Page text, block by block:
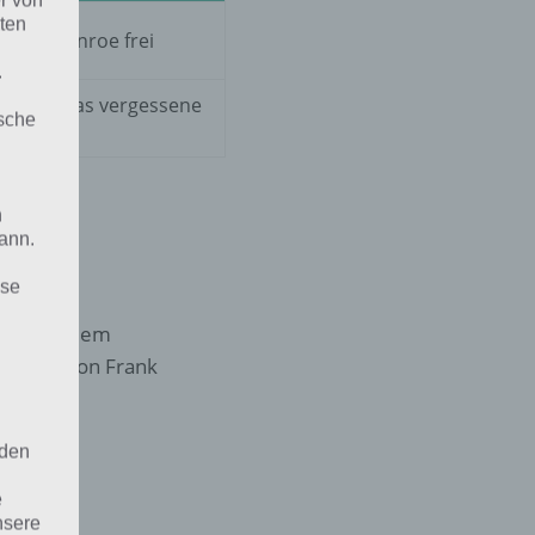
Monroe frei
es das vergessene
auf dem
Grab von Frank